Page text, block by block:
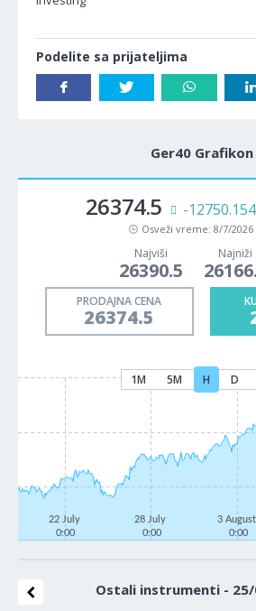
Podelite sa prijateljima
Ger40 Grafikon
26374.5 -12750.154
Osveži vreme: 8/7/2026
Najviši
26390.5
Najniži
PRODAJNA CENA
26374.5
1M 5M H D
22 July
0:00
28 July
0:00
3 August
0:00
Ostali instrumenti -